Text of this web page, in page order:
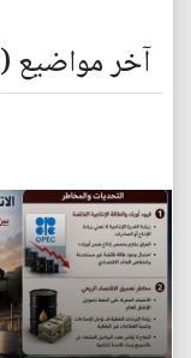
آخر مواضيع (